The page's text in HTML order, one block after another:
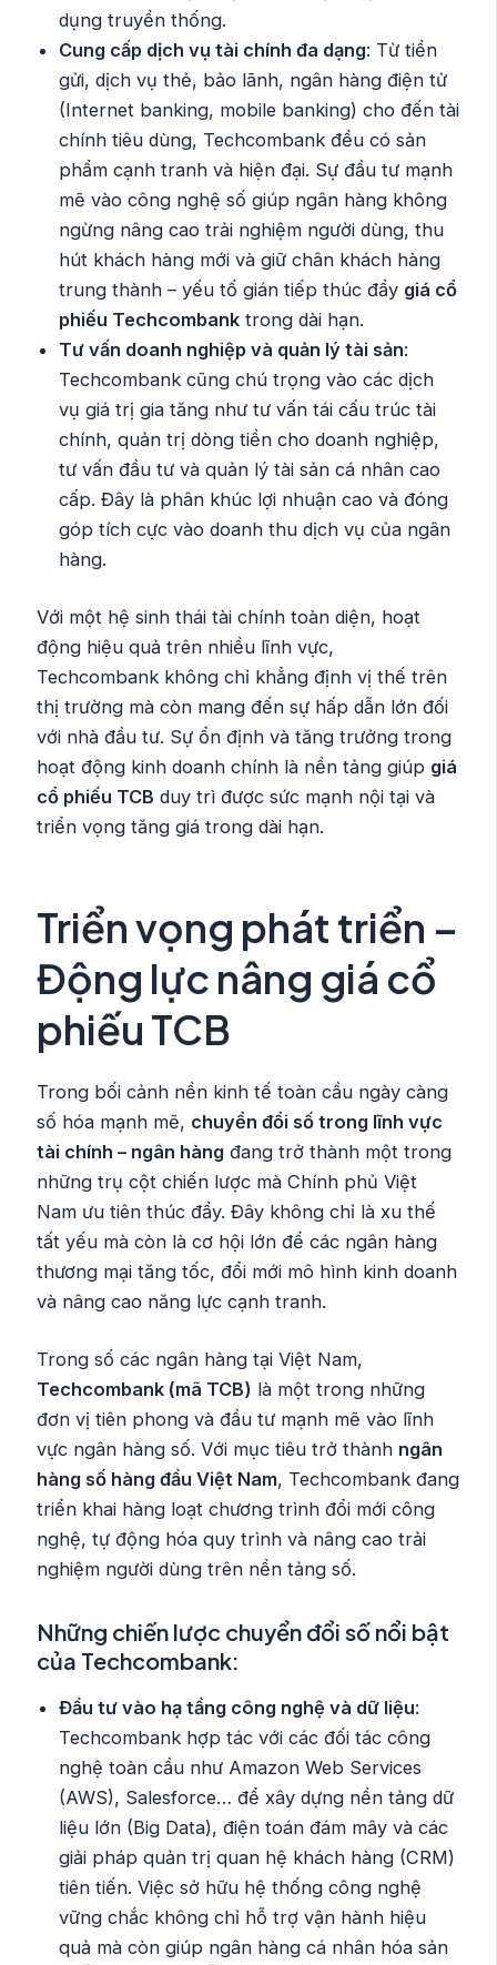
dụng truyền thống.
Cung cấp dịch vụ tài chính đa dạng: Từ tiền
gửi, dịch vụ thẻ, bảo lãnh, ngân hàng điện tử
(Internet banking, mobile banking) cho đến tài
chính tiêu dùng, Techcombank đều có sản
phẩm cạnh tranh và hiện đại. Sự đầu tư mạnh
mẽ vào công nghệ số giúp ngân hàng không
ngừng nâng cao trải nghiệm người dùng, thu
hút khách hàng mới và giữ chân khách hàng
trung thành – yếu tố gián tiếp thúc đẩy giá cổ
phiếu Techcombank trong dài hạn.
Tư vấn doanh nghiệp và quản lý tài sản:
Techcombank cũng chú trọng vào các dịch
vụ giá trị gia tăng như tư vấn tái cấu trúc tài
chính, quản trị dòng tiền cho doanh nghiệp,
tư vấn đầu tư và quản lý tài sản cá nhân cao
cấp. Đây là phân khúc lợi nhuận cao và đóng
góp tích cực vào doanh thu dịch vụ của ngân
hàng.
Với một hệ sinh thái tài chính toàn diện, hoạt
động hiệu quả trên nhiều lĩnh vực,
Techcombank không chỉ khẳng định vị thế trên
thị trường mà còn mang đến sự hấp dẫn lớn đối
với nhà đầu tư. Sự ổn định và tăng trưởng trong
hoạt động kinh doanh chính là nền tảng giúp giá
cổ phiếu TCB duy trì được sức mạnh nội tại và
triển vọng tăng giá trong dài hạn.
Triển vọng phát triển –
Động lực nâng giá cổ
phiếu TCB
Trong bối cảnh nền kinh tế toàn cầu ngày càng
số hóa mạnh mẽ, chuyển đổi số trong lĩnh vực
tài chính – ngân hàng đang trở thành một trong
những trụ cột chiến lược mà Chính phủ Việt
Nam ưu tiên thúc đẩy. Đây không chỉ là xu thế
tất yếu mà còn là cơ hội lớn để các ngân hàng
thương mại tăng tốc, đổi mới mô hình kinh doanh
và nâng cao năng lực cạnh tranh.
Trong số các ngân hàng tại Việt Nam,
Techcombank (mã TCB) là một trong những
đơn vị tiên phong và đầu tư mạnh mẽ vào lĩnh
vực ngân hàng số. Với mục tiêu trở thành ngân
hàng số hàng đầu Việt Nam, Techcombank đang
triển khai hàng loạt chương trình đổi mới công
nghệ, tự động hóa quy trình và nâng cao trải
nghiệm người dùng trên nền tảng số.
Những chiến lược chuyển đổi số nổi bật
của Techcombank:
Đầu tư vào hạ tầng công nghệ và dữ liệu:
Techcombank hợp tác với các đối tác công
nghệ toàn cầu như Amazon Web Services
(AWS), Salesforce… để xây dựng nền tảng dữ
liệu lớn (Big Data), điện toán đám mây và các
giải pháp quản trị quan hệ khách hàng (CRM)
tiên tiến. Việc sở hữu hệ thống công nghệ
vững chắc không chỉ hỗ trợ vận hành hiệu
quả mà còn giúp ngân hàng cá nhân hóa sản